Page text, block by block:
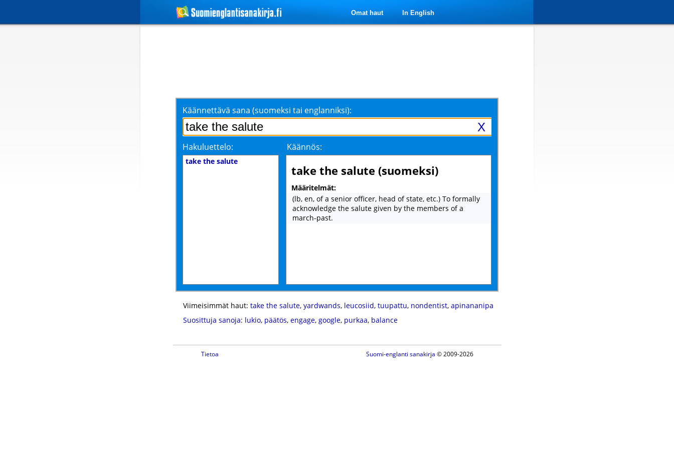
Omat haut In English
Käännettävä sana (suomeksi tai englanniksi):
X
Hakuluettelo: Käännös:
take the salute
take the salute (suomeksi)
Määritelmät:
(lb, en, of a senior officer, head of state, etc.) To formally
acknowledge the salute given by the members of a
march-past.
Viimeisimmät haut: take the salute, yardwands, leucosiid, tuupattu, nondentist, apinananipa
Suosittuja sanoja: lukio, päätös, engage, google, purkaa, balance
Tietoa Suomi-englanti sanakirja © 2009-2026